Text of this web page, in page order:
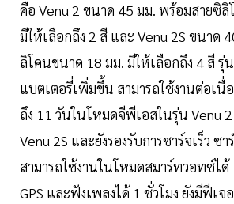
คือ Venu 2 ขนาด 45 มม. พร้อมสายซิ
มีให้เลือกถึง 2 สี และ Venu 2S ขนาด
ลิโคนขนาด 18 มม. มีให้เลือกถึง 4 สี รุ่
แบตเตอรี่เพิ่มขึ้น สามารถใช้งานต่อเนื่
ถึง 11 วันในโหมดจีพีเอสในรุ่น Venu
Venu 2S และยังรองรับการชาร์จเร็ว ช
สามารถใช้งานในโหมดสมาร์ทวอทช์ไ
GPS และฟังเพลงได้ 1 ชั่วโมง ยังมีฟีเจ